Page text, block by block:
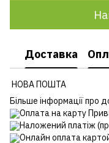
Доставка
НОВА ПОШТА
Більше інформації про
Оплата на карту
Наложений платіж
Онлайн оплата